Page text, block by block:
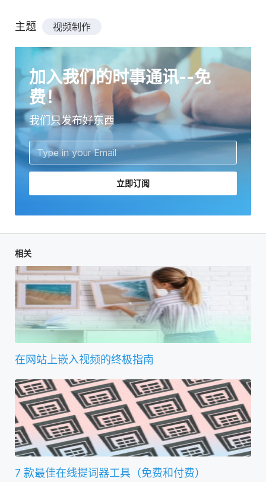
主题 视频制作
加入我们的时事通讯--免
费！
我们只发布好东西
立即订阅
相关
在网站上嵌入视频的终极指南
7 款最佳在线提词器工具（免费和付费）